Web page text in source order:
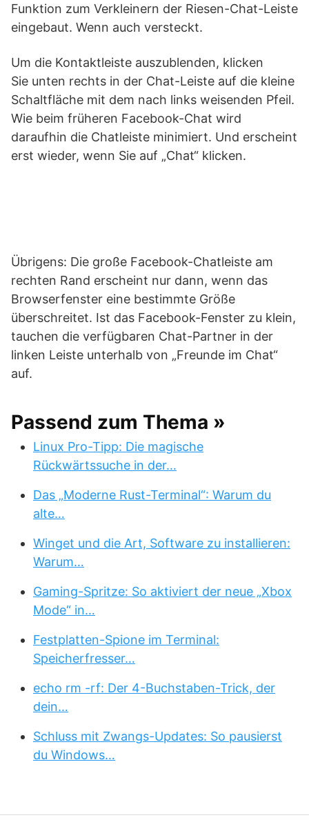
Funktion zum Verkleinern der Riesen-Chat-Leiste
eingebaut. Wenn auch versteckt.
Um die Kontaktleiste auszublenden, klicken
Sie unten rechts in der Chat-Leiste auf die kleine
Schaltfläche mit dem nach links weisenden Pfeil.
Wie beim früheren Facebook-Chat wird
daraufhin die Chatleiste minimiert. Und erscheint
erst wieder, wenn Sie auf „Chat“ klicken.
Übrigens: Die große Facebook-Chatleiste am
rechten Rand erscheint nur dann, wenn das
Browserfenster eine bestimmte Größe
überschreitet. Ist das Facebook-Fenster zu klein,
tauchen die verfügbaren Chat-Partner in der
linken Leiste unterhalb von „Freunde im Chat“
auf.
Passend zum Thema »
Linux Pro-Tipp: Die magische
Rückwärtssuche in der…
Das „Moderne Rust-Terminal“: Warum du
alte…
Winget und die Art, Software zu installieren:
Warum…
Gaming-Spritze: So aktiviert der neue „Xbox
Mode“ in…
Festplatten-Spione im Terminal:
Speicherfresser…
echo rm -rf: Der 4-Buchstaben-Trick, der
dein…
Schluss mit Zwangs-Updates: So pausierst
du Windows…